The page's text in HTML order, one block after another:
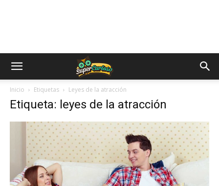
Inicio Etiquetas Leyes de la atracción
Etiqueta: leyes de la atracción